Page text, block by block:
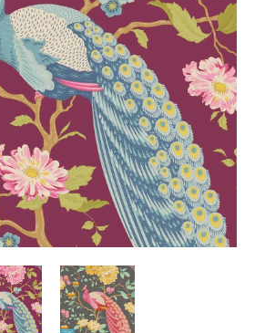
Tree miniature media
Tilda Chic Escape Peacock Tree